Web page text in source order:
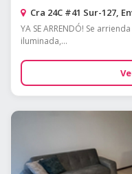
Cra 24C #41 Sur-127,
YA SE ARRENDÓ! Se
iluminada,...